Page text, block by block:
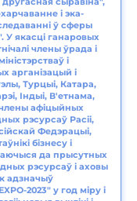
і эка-
ў сферы
У якасці ганаровых
члены ўрада і
і
арганізацый і
Турцыі, Катара,
Індыі, В'етнама,
члены афіцыйных
рэсурсаў Расіі,
Федэрацыі,
бізнесу і
да прысутных
рэсурсаў і аховы
адзначыў
2023" у год міру і